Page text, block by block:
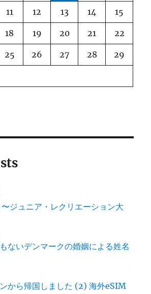
11 12 13 14 15
18 19 20 21 22
25 26 27 28 29
ジュニア・レクリエーション大
ないデンマークの婚姻による姓名
から帰国しました (2) 海外eSIM